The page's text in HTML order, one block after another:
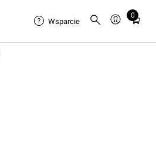
Wsparcie
0
Total
in